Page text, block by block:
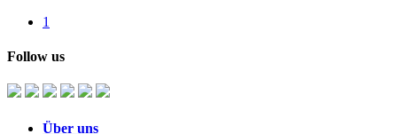
1
Follow us
Über uns